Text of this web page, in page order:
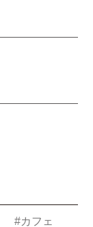
#カフェ